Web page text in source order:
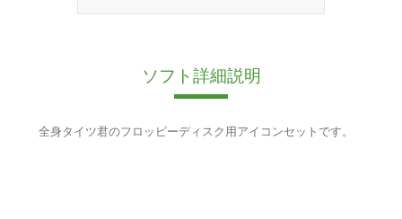
ソフト詳細説明
全身タイツ君のフロッピーディスク用アイコンセットです。